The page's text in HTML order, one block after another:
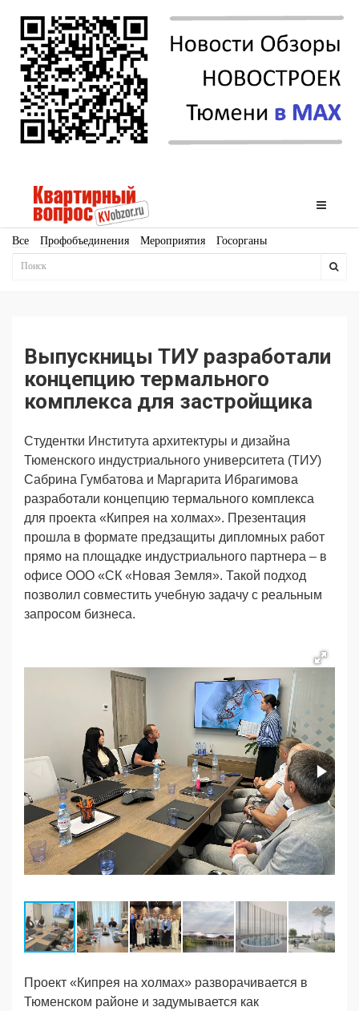
Все Профобъединения Мероприятия Госорганы
Новостройки
Продвижение Поздравляем
Ещё
Выпускницы ТИУ разработали
концепцию термального
комплекса для застройщика
Студентки Института архитектуры и дизайна
Тюменского индустриального университета (ТИУ)
Сабрина Гумбатова и Маргарита Ибрагимова
разработали концепцию термального комплекса
для проекта «Кипрея на холмах». Презентация
прошла в формате предзащиты дипломных работ
прямо на площадке индустриального партнера – в
офисе ООО «СК «Новая Земля». Такой подход
позволил совместить учебную задачу с реальным
запросом бизнеса.
Проект «Кипрея на холмах» разворачивается в
Тюменском районе и задумывается как